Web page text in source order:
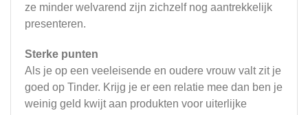
ze minder welvarend zijn zichzelf nog aantrekkelijk
presenteren.
Sterke punten
Als je op een veeleisende en oudere vrouw valt zit je
goed op Tinder. Krijg je er een relatie mee dan ben je
weinig geld kwijt aan produkten voor uiterlijke